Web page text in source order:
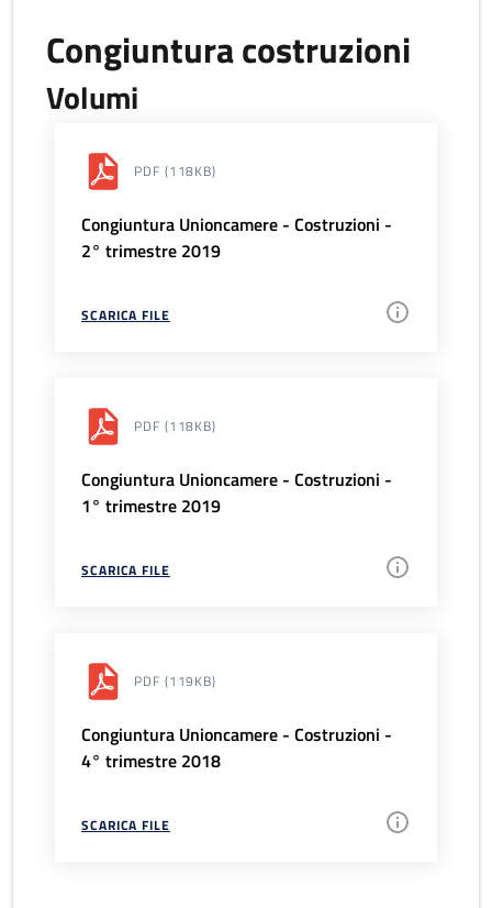
Congiuntura costruzioni
Volumi
PDF (118KB)
Congiuntura Unioncamere - Costruzioni -
2° trimestre 2019
SCARICA FILE
PDF (118KB)
Congiuntura Unioncamere - Costruzioni -
1° trimestre 2019
SCARICA FILE
PDF (119KB)
Congiuntura Unioncamere - Costruzioni -
4° trimestre 2018
SCARICA FILE